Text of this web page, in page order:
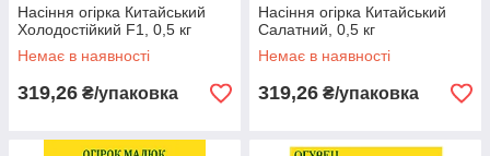
Насіння огірка Китайський
Холодостійкий F1, 0,5 кг
Немає в наявності
319,26 ₴/упаковка
Насіння огірка Китайський
Салатний, 0,5 кг
Немає в наявності
319,26 ₴/упаковка